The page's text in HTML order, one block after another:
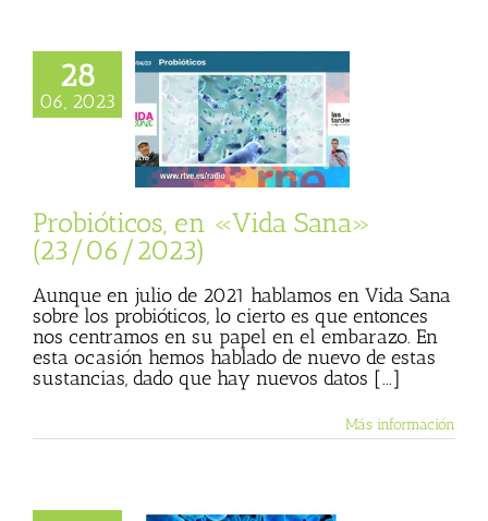
28
06, 2023
en «Vida
(23/06/2023)
Probióticos, en «Vida Sana»
(23/06/2023)
Aunque en julio de 2021 hablamos en Vida Sana
sobre los probióticos, lo cierto es que entonces
nos centramos en su papel en el embarazo. En
esta ocasión hemos hablado de nuevo de estas
sustancias, dado que hay nuevos datos [...]
Más información